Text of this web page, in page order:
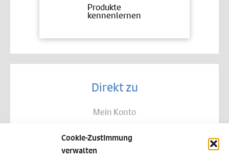
Cookie-Zustimmung
verwalten
Produkte
kennenlernen
Direkt zu
Mein Konto
Allgemeine Geschäftsbedingungen